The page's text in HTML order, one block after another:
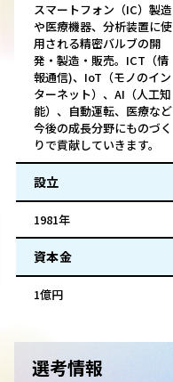
スマートフォン（IC）製造
や医療機器、分析装置に使
用される精密バルブの開
発・製造・販売。ICT（情
報通信)、IoT（モノのイン
ターネット）、AI（人工知
能）、自動運転、医療など
今後の成長分野にものづく
りで貢献していきます。
設立
1981年
資本金
1億円
選考情報